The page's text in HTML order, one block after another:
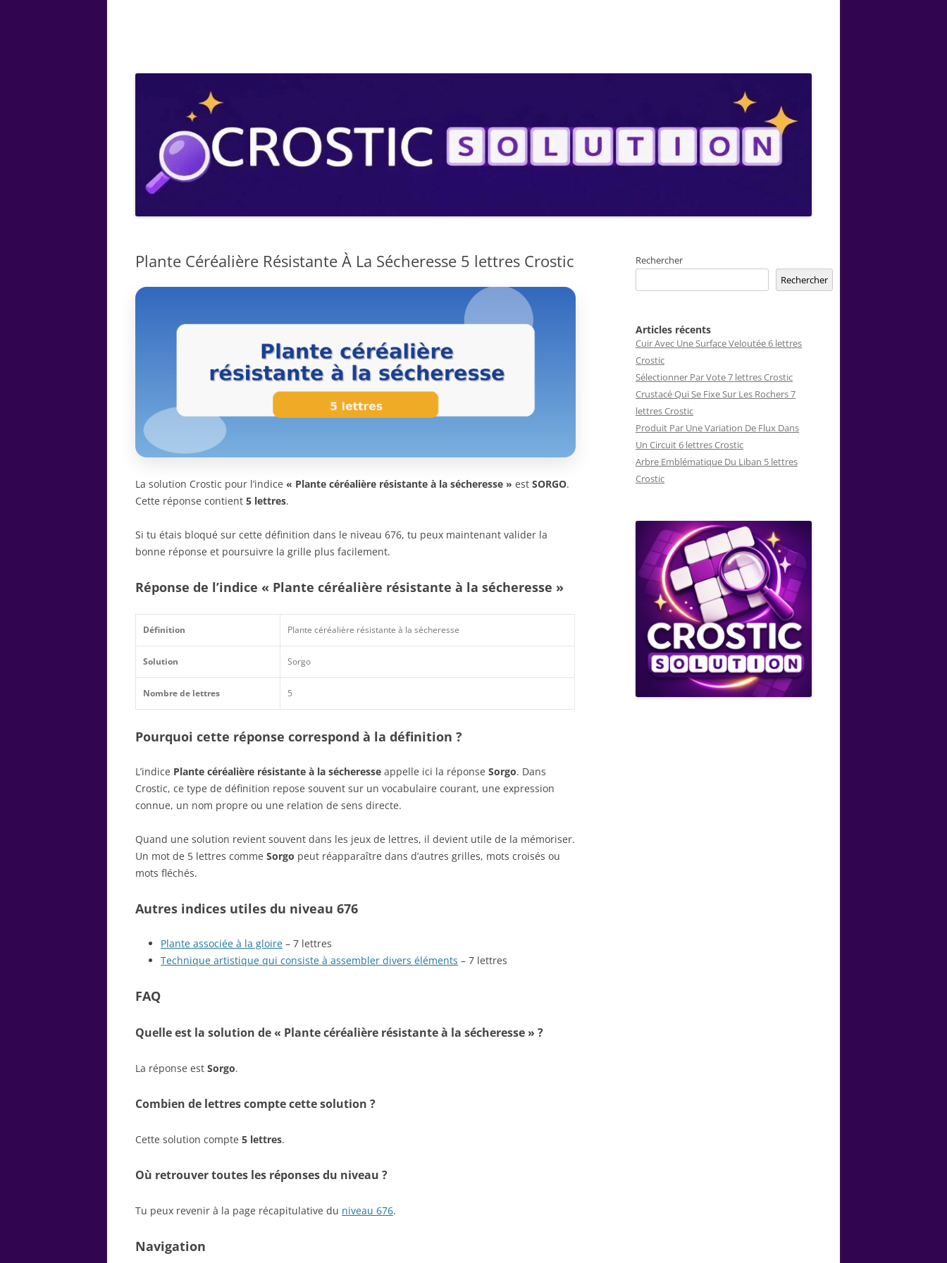
Plante Céréalière Résistante À La Sécheresse 5 lettres Crostic
La solution Crostic pour l’indice « Plante céréalière résistante à la sécheresse » est SORGO.
Cette réponse contient 5 lettres.
Si tu étais bloqué sur cette définition dans le niveau 676, tu peux maintenant valider la
bonne réponse et poursuivre la grille plus facilement.
Réponse de l’indice « Plante céréalière résistante à la sécheresse »
Définition Plante céréalière résistante à la sécheresse
Solution Sorgo
Nombre de lettres 5
Pourquoi cette réponse correspond à la définition ?
L’indice Plante céréalière résistante à la sécheresse appelle ici la réponse Sorgo. Dans
Crostic, ce type de définition repose souvent sur un vocabulaire courant, une expression
connue, un nom propre ou une relation de sens directe.
Quand une solution revient souvent dans les jeux de lettres, il devient utile de la mémoriser.
Un mot de 5 lettres comme Sorgo peut réapparaître dans d’autres grilles, mots croisés ou
mots fléchés.
Autres indices utiles du niveau 676
Plante associée à la gloire – 7 lettres
Technique artistique qui consiste à assembler divers éléments – 7 lettres
FAQ
Quelle est la solution de « Plante céréalière résistante à la sécheresse » ?
La réponse est Sorgo.
Combien de lettres compte cette solution ?
Cette solution compte 5 lettres.
Où retrouver toutes les réponses du niveau ?
Tu peux revenir à la page récapitulative du niveau 676.
Navigation
Rechercher
Rechercher
Articles récents
Cuir Avec Une Surface Veloutée 6 lettres
Crostic
Sélectionner Par Vote 7 lettres Crostic
Crustacé Qui Se Fixe Sur Les Rochers 7
lettres Crostic
Produit Par Une Variation De Flux Dans
Un Circuit 6 lettres Crostic
Arbre Emblématique Du Liban 5 lettres
Crostic